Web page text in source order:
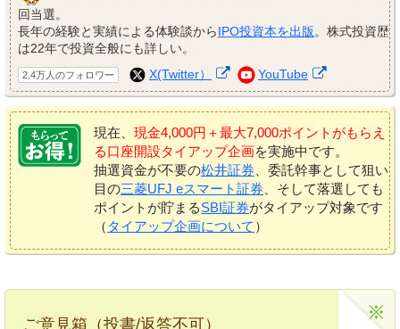
回当選。
長年の経験と実績による体験談からIPO投資本を出版。株式投資歴
は22年で投資全般にも詳しい。
2.4万人のフォロワー X(Twitter） YouTube
現在、 現金4,000円＋最大7,000ポイントがもらえ
る口座開設タイアップ企画を実施中です。
抽選資金が不要の松井証券、委託幹事として狙い
目の三菱UFJ eスマート証券、そして落選しても
ポイントが貯まるSBI証券がタイアップ対象です
（ タイアップ企画について ）
ご意見箱（投書/返答不可）